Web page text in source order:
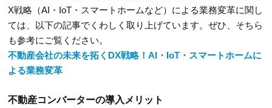
X戦略（AI・IoT・スマートホームなど）による業務変革に関し
ては、以下の記事でくわしく取り上げています。ぜひ、そちら
も参考にご覧ください。
不動産会社の未来を拓くDX戦略！AI・IoT・スマートホームに
よる業務変革
不動産コンバーターの導入メリット